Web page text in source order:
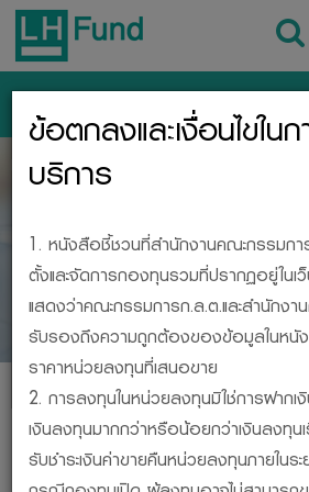
เข้าสู่ระบบ
BESIDE, YOUR
กองทุนรว
หน้าหลัก กองทุนรวม
เมนูกองทุน
พิมพ์หน้านี้
ข้อตกลงและเงื่อนไขในก
บริการ
1. หนังสือชี้ชวนที่สำนักงานคณะกรรมกา
ตั้งและจัดการกองทุนรวมที่ปรากฏอยู่ในเว็
แสดงว่าคณะกรรมการก.ล.ต.และสำนักงา
รับรองถึงความถูกต้องของข้อมูลในหนัง
ราคาหน่วยลงทุนที่เสนอขาย
2. การลงทุนในหน่วยลงทุนมิใช่การฝาก
เงินลงทุนมากกว่าหรือน้อยกว่าเงินลงทุนเ
รับชำระเงินค่าขายคืนหน่วยลงทุนภายในระ